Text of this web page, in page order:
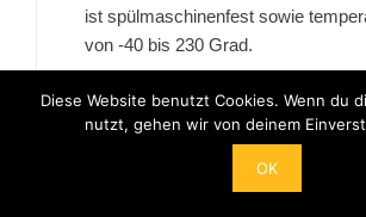
ist spülmaschinenfest sowie
von -40 bis 230 Grad.
Bei
Diese Website benutzt Cookies. Wenn du
nutzt, gehen wir von deinem
OK